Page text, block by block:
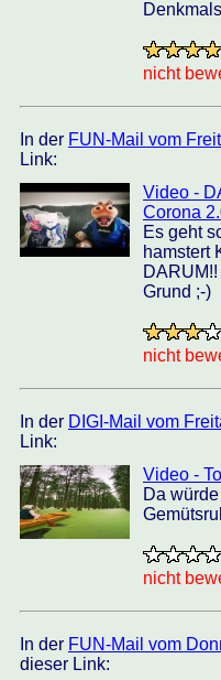
nicht
In der FUN-Mail vom
Link:
Video -
Corona
Es geht
hamstert
Grund ;-)
nicht
In der DIGI-Mail vom
Link:
Video -
Da
nicht
In der FUN-Mail vom
dieser Link: